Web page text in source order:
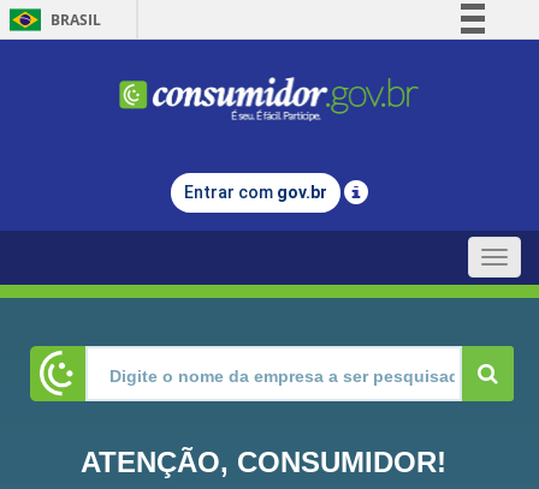
BRASIL
Comunica BR
Legislação
Entrar com gov.br
Toggle
ATENÇÃO, CONSUMIDOR!